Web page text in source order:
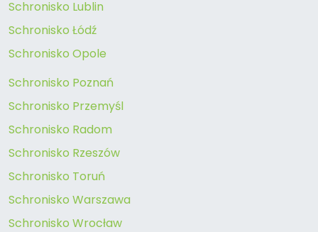
Schronisko Lublin
Schronisko Łódź
Schronisko Opole
Schronisko Poznań
Schronisko Przemyśl
Schronisko Radom
Schronisko Rzeszów
Schronisko Toruń
Schronisko Warszawa
Schronisko Wrocław